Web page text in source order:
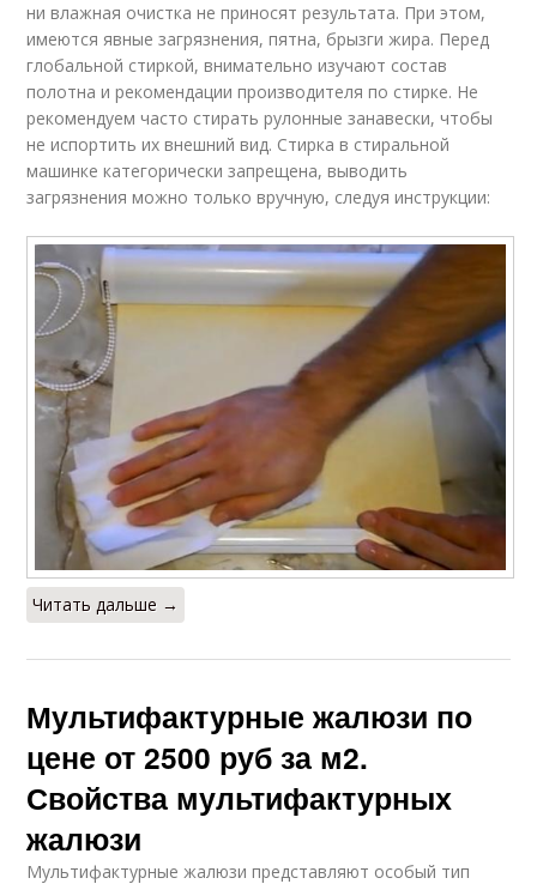
ни влажная очистка не приносят результата. При этом,
имеются явные загрязнения, пятна, брызги жира. Перед
глобальной стиркой, внимательно изучают состав
полотна и рекомендации производителя по стирке. Не
рекомендуем часто стирать рулонные занавески, чтобы
не испортить их внешний вид. Стирка в стиральной
машинке категорически запрещена, выводить
загрязнения можно только вручную, следуя инструкции:
Читать дальше →
Мультифактурные жалюзи по
цене от 2500 руб за м2.
Свойства мультифактурных
жалюзи
Мультифактурные жалюзи представляют особый тип